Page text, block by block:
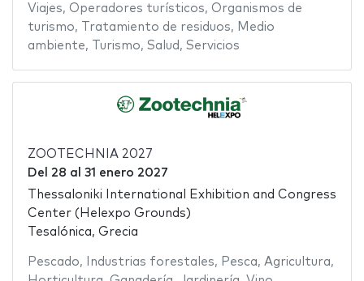
Viajes, Operadores turísticos, Organismos de
turismo, Tratamiento de residuos, Medio
ambiente, Turismo, Salud , Servicios
ZOOTECHNIA 2027
Del 28 al 31 enero 2027
Thessaloniki International Exhibition and Congress
Center (Helexpo Grounds)
Tesalónica, Grecia
Pescado, Industrias forestales, Pesca, Agricultura,